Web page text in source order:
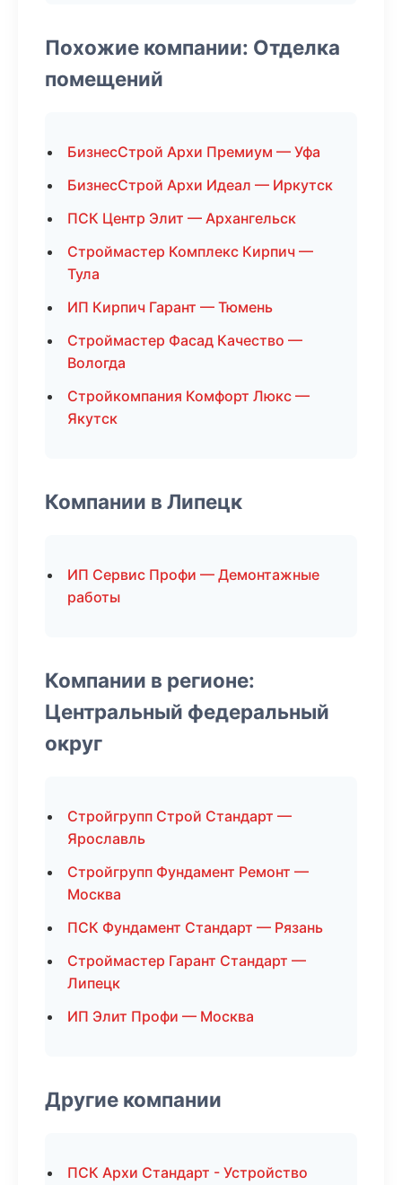
Похожие компании: Отделка
помещений
БизнесСтрой Архи Премиум — Уфа
БизнесСтрой Архи Идеал — Иркутск
ПСК Центр Элит — Архангельск
Строймастер Комплекс Кирпич —
Тула
ИП Кирпич Гарант — Тюмень
Строймастер Фасад Качество —
Вологда
Стройкомпания Комфорт Люкс —
Якутск
Компании в Липецк
ИП Сервис Профи — Демонтажные
работы
Компании в регионе:
Центральный федеральный
округ
Стройгрупп Строй Стандарт —
Ярославль
Стройгрупп Фундамент Ремонт —
Москва
ПСК Фундамент Стандарт — Рязань
Строймастер Гарант Стандарт —
Липецк
ИП Элит Профи — Москва
Другие компании
ПСК Архи Стандарт - Устройство